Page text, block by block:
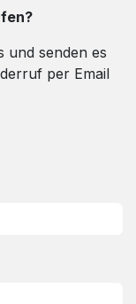
und senden es
per Email